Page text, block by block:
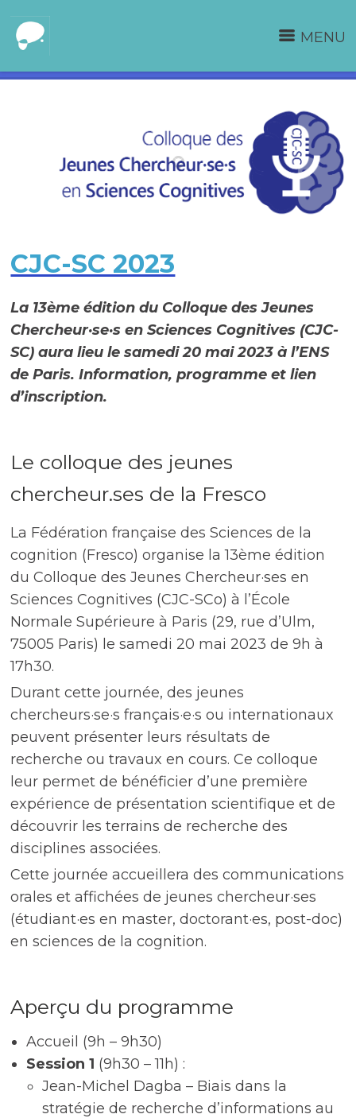
MENU
CJC-SC 2023
La 13ème édition du Colloque des Jeunes
Chercheur·se·s en Sciences Cognitives (CJC-
SC) aura lieu le samedi 20 mai 2023 à l’ENS
de Paris. Information, programme et lien
d’inscription.
Le colloque des jeunes
chercheur.ses de la Fresco
La Fédération française des Sciences de la
cognition (Fresco) organise la 13ème édition
du Colloque des Jeunes Chercheur·ses en
Sciences Cognitives (CJC-SCo) à l’École
Normale Supérieure à Paris (29, rue d’Ulm,
75005 Paris) le samedi 20 mai 2023 de 9h à
17h30.
Durant cette journée, des jeunes
chercheurs·se·s français·e·s ou internationaux
peuvent présenter leurs résultats de
recherche ou travaux en cours. Ce colloque
leur permet de bénéficier d’une première
expérience de présentation scientifique et de
découvrir les terrains de recherche des
disciplines associées.
Cette journée accueillera des communications
orales et affichées de jeunes chercheur·ses
(étudiant·es en master, doctorant·es, post-doc)
en sciences de la cognition.
Aperçu du programme
Accueil (9h – 9h30)
Session 1 (9h30 – 11h) :
Jean-Michel Dagba – Biais dans la
stratégie de recherche d’informations au